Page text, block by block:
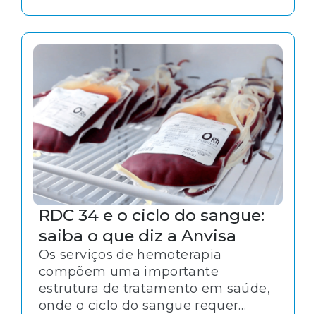
Contextualmente, a adequação a
essas normativas é essencial para o
alinhamento desses serviços aos
padrões de excelência.
RDC 34 e o ciclo do sangue:
saiba o que diz a Anvisa
Os serviços de hemoterapia
compõem uma importante
estrutura de tratamento em saúde,
onde o ciclo do sangue requer